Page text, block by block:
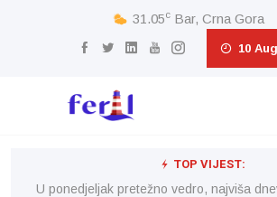
31.05c Bar, Crna Gora
10
TOP VIJEST:
U ponedjeljak pretežno vedro, najviša